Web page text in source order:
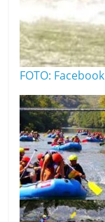
FOTO: Facebook